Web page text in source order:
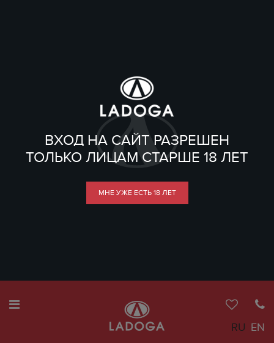
ВХОД НА САЙТ РАЗРЕШЕН
ТОЛЬКО ЛИЦАМ СТАРШЕ 18 ЛЕТ
МНЕ УЖЕ ЕСТЬ 18 ЛЕТ
RU EN